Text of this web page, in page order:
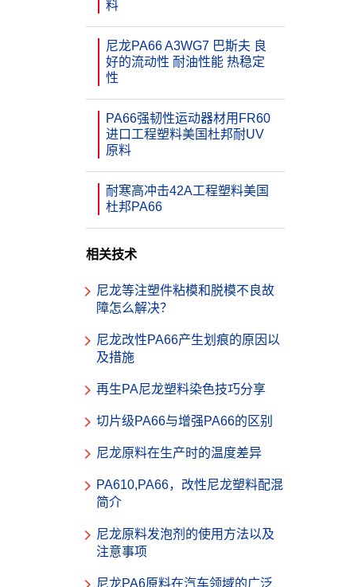
料
尼龙PA66 A3WG7 巴斯夫 良
好的流动性 耐油性能 热稳定
性
PA66强韧性运动器材用FR60
进口工程塑料美国杜邦耐UV
原料
耐寒高冲击42A工程塑料美国
杜邦PA66
相关技术
尼龙等注塑件粘模和脱模不良故
障怎么解决？
尼龙改性PA66产生划痕的原因以
及措施
再生PA尼龙塑料染色技巧分享
切片级PA66与增强PA66的区别
尼龙原料在生产时的温度差异
PA610,PA66，改性尼龙塑料配混
简介
尼龙原料发泡剂的使用方法以及
注意事项
尼龙PA6原料在汽车领域的广泛